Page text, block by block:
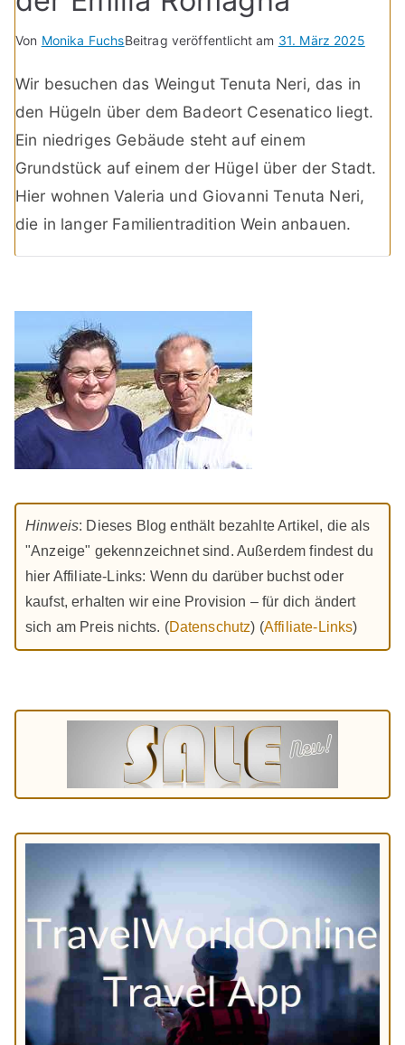
Von Monika FuchsBeitrag veröffentlicht am 31. März 2025
Wir besuchen das Weingut Tenuta Neri, das in
den Hügeln über dem Badeort Cesenatico liegt.
Ein niedriges Gebäude steht auf einem
Grundstück auf einem der Hügel über der Stadt.
Hier wohnen Valeria und Giovanni Tenuta Neri,
die in langer Familientradition Wein anbauen.
Hinweis: Dieses Blog enthält bezahlte Artikel, die als
"Anzeige" gekennzeichnet sind. Außerdem findest du
hier Affiliate-Links: Wenn du darüber buchst oder
kaufst, erhalten wir eine Provision – für dich ändert
sich am Preis nichts. (Datenschutz) (Affiliate-Links)